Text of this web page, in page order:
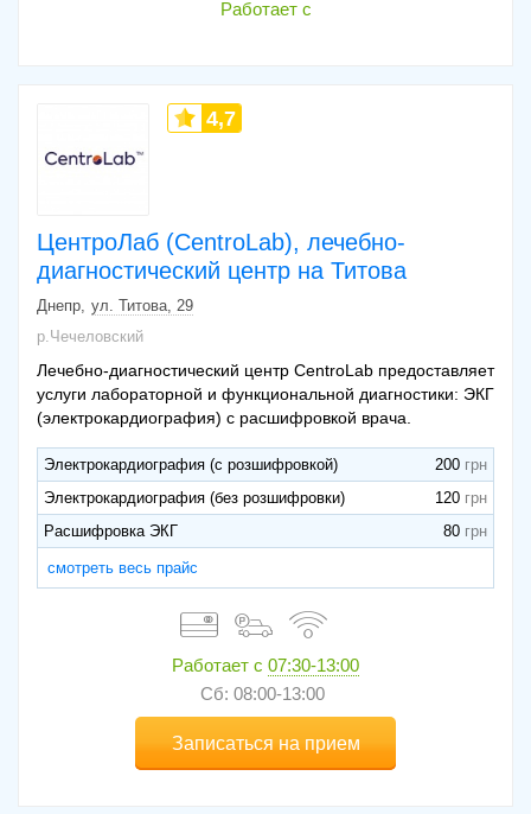
Работает с
ЦентроЛаб (CentroLab), лечебно-
диагностический центр на Титова
4,7
Днепр ул. Титова, 29
р.Чечеловский
Лечебно-диагностический центр CentroLab предоставляет
услуги лабораторной и функциональной диагностики: ЭКГ
(электрокардиография) с расшифровкой врача.
Электрокардиография (с розшифровкой)
200
Электрокардиография (без розшифровки)
120
Расшифровка ЭКГ
80
смотреть весь прайс
Работает с 07:30-13:00
Сб: 08:00-13:00
Записаться на прием